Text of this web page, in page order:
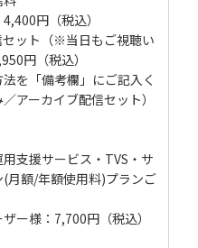
円（税込）
セット（※当日もご視聴い
円（税込）
を「備考欄」にご記入く
アーカイブ配信セット）
用支援サービス・TVS・サ
月額/年額使用料)プランご
ー様：7,700円（税込）